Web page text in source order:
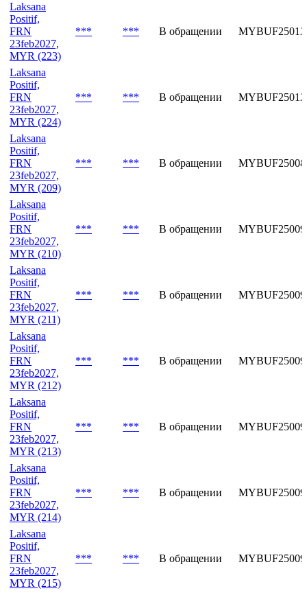
Laksana
Positif,
FRN
23feb2027,
MYR (223)
*** *** В обращении
Laksana
Positif,
FRN
23feb2027,
MYR (224)
*** *** В обращении
Laksana
Positif,
FRN
23feb2027,
MYR (209)
*** *** В обращении
Laksana
Positif,
FRN
23feb2027,
MYR (210)
*** *** В обращении
Laksana
Positif,
FRN
23feb2027,
MYR (211)
*** *** В обращении
Laksana
Positif,
FRN
23feb2027,
MYR (212)
*** *** В обращении
Laksana
Positif,
FRN
23feb2027,
MYR (213)
*** *** В обращении
Laksana
Positif,
FRN
23feb2027,
MYR (214)
*** *** В обращении
Laksana
Positif,
FRN
23feb2027,
MYR (215)
*** *** В обращении